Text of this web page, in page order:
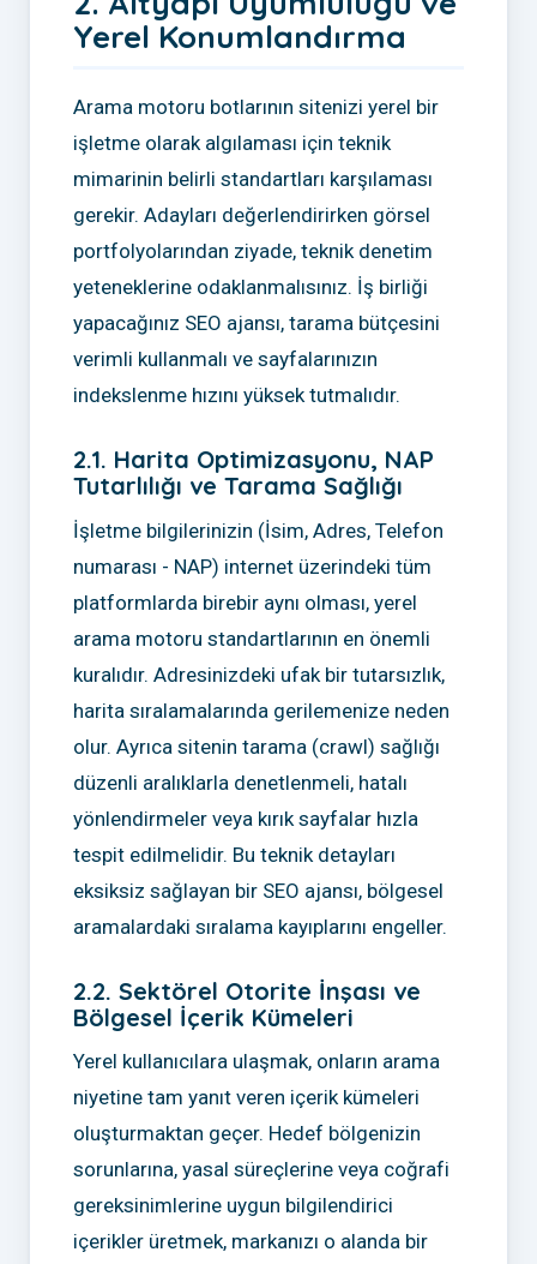
Yerel Konumlandırma
Arama motoru botlarının sitenizi yerel bir
işletme olarak algılaması için teknik
mimarinin belirli standartları karşılaması
gerekir. Adayları değerlendirirken görsel
portfolyolarından ziyade, teknik denetim
yeteneklerine odaklanmalısınız. İş birliği
yapacağınız SEO ajansı, tarama bütçesini
verimli kullanmalı ve sayfalarınızın
indekslenme hızını yüksek tutmalıdır.
2.1. Harita Optimizasyonu, NAP
Tutarlılığı ve Tarama Sağlığı
İşletme bilgilerinizin (İsim, Adres, Telefon
numarası - NAP) internet üzerindeki tüm
platformlarda birebir aynı olması, yerel
arama motoru standartlarının en önemli
kuralıdır. Adresinizdeki ufak bir tutarsızlık,
harita sıralamalarında gerilemenize neden
olur. Ayrıca sitenin tarama (crawl) sağlığı
düzenli aralıklarla denetlenmeli, hatalı
yönlendirmeler veya kırık sayfalar hızla
tespit edilmelidir. Bu teknik detayları
eksiksiz sağlayan bir SEO ajansı, bölgesel
aramalardaki sıralama kayıplarını engeller.
2.2. Sektörel Otorite İnşası ve
Bölgesel İçerik Kümeleri
Yerel kullanıcılara ulaşmak, onların arama
niyetine tam yanıt veren içerik kümeleri
oluşturmaktan geçer. Hedef bölgenizin
sorunlarına, yasal süreçlerine veya coğrafi
gereksinimlerine uygun bilgilendirici
içerikler üretmek, markanızı o alanda bir